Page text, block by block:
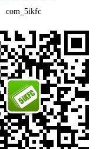
com_5ikfc